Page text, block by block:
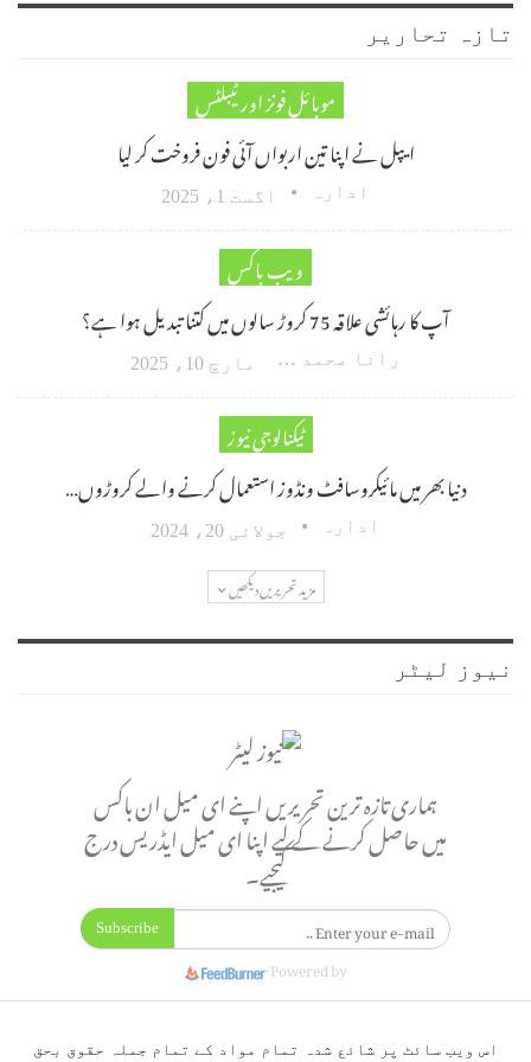
تازہ تحاریر
موبائل فونز اور ٹیبلٹس
ایپل نے اپنا تین اربواں آئی فون فروخت کر لیا
ادارہ اگست 1، 2025
ویب باکس
آپ کا رہائشی علاقہ 75 کروڑ سالوں میں کتنا تبدیل ہوا ہے؟
رانا محمد امین اکبر مارچ 10، 2025
ٹیکنالوجی نیوز
دنیا بھر میں مائیکروسافٹ ونڈوز استعمال کرنے والے کروڑوں…
ادارہ جولائی 20، 2024
مزید تحریریں دیکھیں
نیوز لیٹر
ہماری تازہ ترین تحریریں اپنے ای میل ان باکس
میں حاصل کرنے کے لیے اپنا ای میل ایڈریس درج
کیجیے۔
Subscribe
Powered by
اس ویب سائٹ پر شائع شدہ تمام مواد کے تمام جملہ حقوق بحق